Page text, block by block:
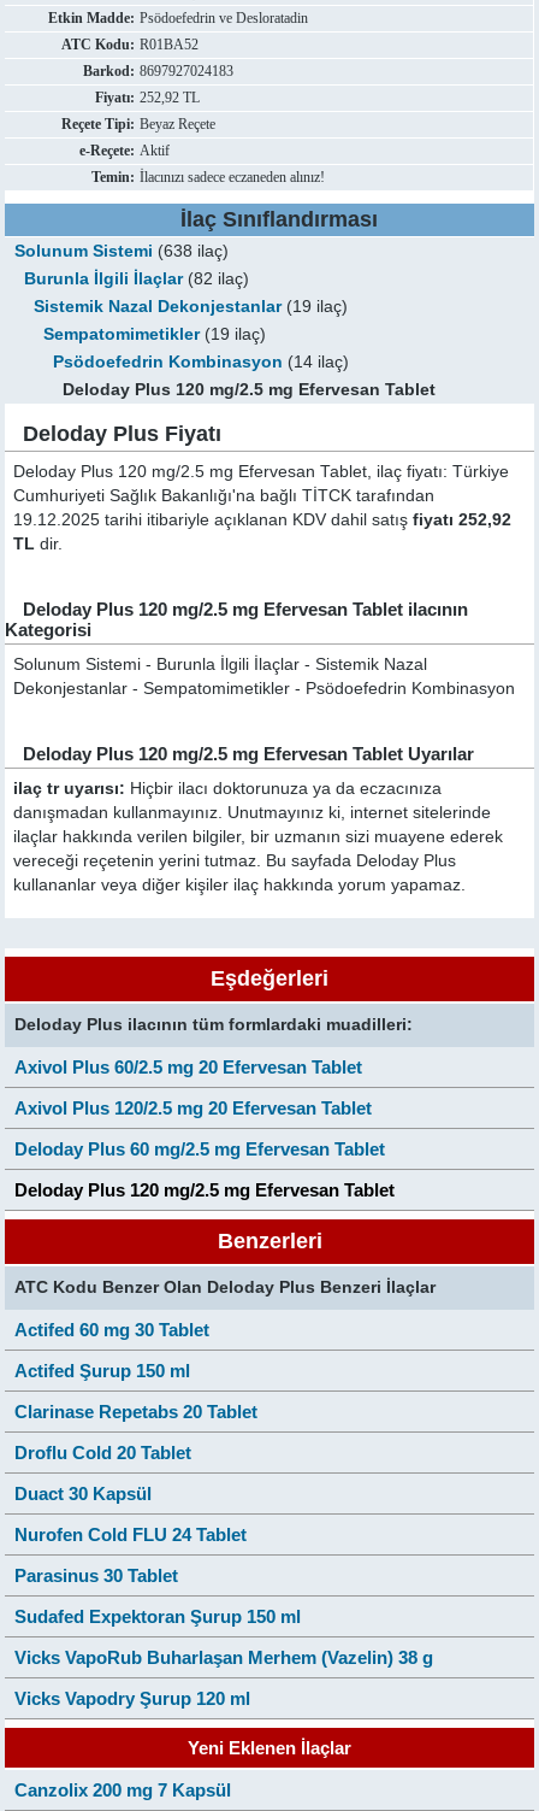
Etkin Madde: Psödoefedrin ve Desloratadin
ATC Kodu: R01BA52
Barkod: 8697927024183
Fiyatı: 252,92 TL
Reçete Tipi: Beyaz Reçete
e-Reçete: Aktif
Temin: İlacınızı sadece eczaneden alınız!
İlaç Sınıflandırması
Solunum Sistemi (638 ilaç)
Burunla İlgili İlaçlar(82 ilaç)
Sistemik Nazal Dekonjestanlar(19 ilaç)
Sempatomimetikler(19 ilaç)
Psödoefedrin Kombinasyon (14 ilaç)
Deloday Plus 120 mg/2.5 mg Efervesan Tablet
Deloday Plus Fiyatı
Deloday Plus 120 mg/2.5 mg Efervesan Tablet, ilaç fiyatı: Türkiye
Cumhuriyeti Sağlık Bakanlığı'na bağlı TİTCK tarafından
19.12.2025 tarihi itibariyle açıklanan KDV dahil satışfiyatı 252,92
TL dir.
Deloday Plus 120 mg/2.5 mg Efervesan Tablet ilacının
Kategorisi
Solunum Sistemi - Burunla İlgili İlaçlar - Sistemik Nazal
Dekonjestanlar - Sempatomimetikler - Psödoefedrin Kombinasyon
Deloday Plus 120 mg/2.5 mg Efervesan Tablet Uyarılar
ilaç tr uyarısı: Hiçbir ilacı doktorunuza ya da eczacınıza
danışmadan kullanmayınız. Unutmayınız ki, internet sitelerinde
ilaçlar hakkında verilen bilgiler, bir uzmanın sizi muayene ederek
vereceği reçetenin yerini tutmaz. Bu sayfada Deloday Plus
kullananlar veya diğer kişiler ilaç hakkında yorum yapamaz.
Eşdeğerleri
Deloday Plus ilacının tüm formlardaki muadilleri:
Axivol Plus 60/2.5 mg 20 Efervesan Tablet
Axivol Plus 120/2.5 mg 20 Efervesan Tablet
Deloday Plus 60 mg/2.5 mg Efervesan Tablet
Deloday Plus 120 mg/2.5 mg Efervesan Tablet
Benzerleri
ATC Kodu Benzer Olan Deloday Plus Benzeri İlaçlar
Actifed 60 mg 30 Tablet
Actifed Şurup 150 ml
Clarinase Repetabs 20 Tablet
Droflu Cold 20 Tablet
Duact 30 Kapsül
Nurofen Cold FLU 24 Tablet
Parasinus 30 Tablet
Sudafed Expektoran Şurup 150 ml
Vicks VapoRub Buharlaşan Merhem (Vazelin) 38 g
Vicks Vapodry Şurup 120 ml
Yeni Eklenen İlaçlar
Canzolix 200 mg 7 Kapsül